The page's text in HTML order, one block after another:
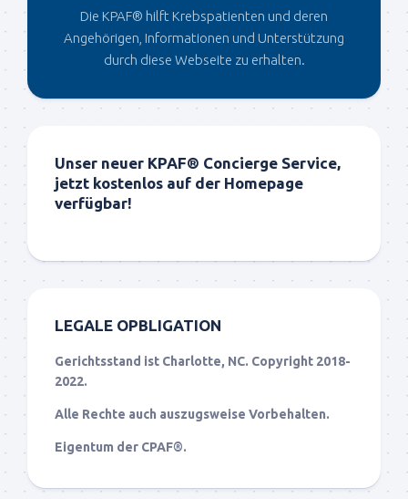
Die KPAF® hilft Krebspatienten und deren
Angehörigen, Informationen und Unterstützung
durch diese Webseite zu erhalten.
Unser neuer KPAF® Concierge Service,
jetzt kostenlos auf der Homepage
verfügbar!
LEGALE OPBLIGATION
Gerichtsstand ist Charlotte, NC. Copyright 2018-
2022.
Alle Rechte auch auszugsweise Vorbehalten.
Eigentum der CPAF®.